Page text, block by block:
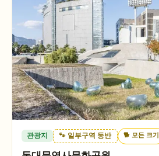
관광지 🐾 일부구역 동반 🐕 모든 크기